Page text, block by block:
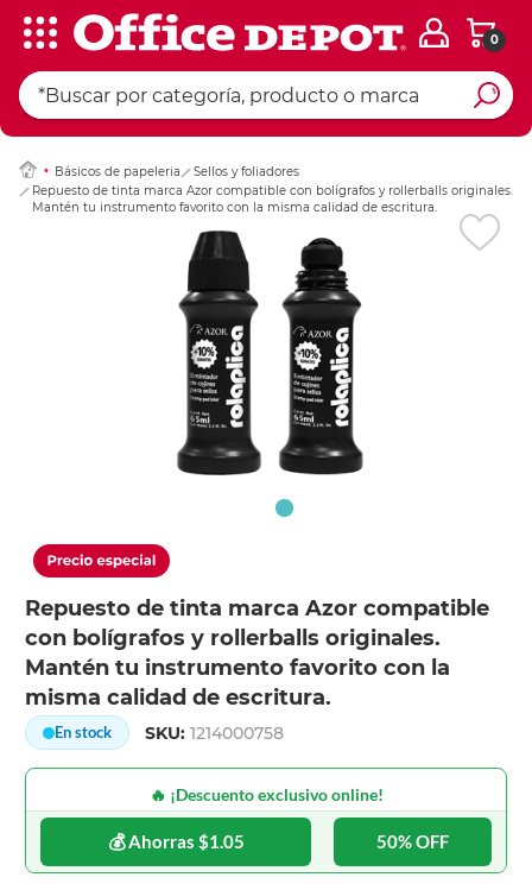
0
Básicos de papeleria
Sellos y foliadores
Repuesto de tinta marca Azor compatible con bolígrafos y rollerballs originales.
Mantén tu instrumento favorito con la misma calidad de escritura.
Repuesto de tinta marca Azor compatible
con bolígrafos y rollerballs originales.
Mantén tu instrumento favorito con la
misma calidad de escritura.
En stock SKU:1214000758
🔥 ¡Descuento exclusivo online!
💰 Ahorras $1.05 50% OFF
Ingresar Codigo